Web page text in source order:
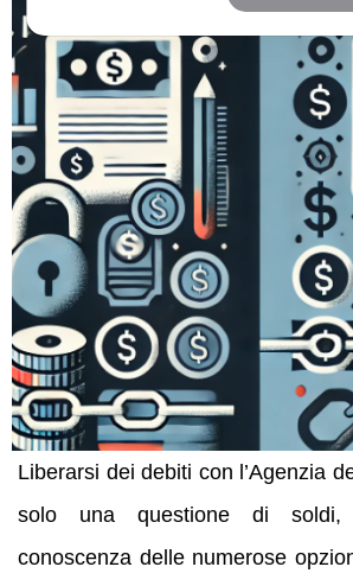
Liberarsi dei debiti con l’Agenzia
solo una questione di
conoscenza delle numerose